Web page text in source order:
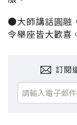
●大師講話圓融
令舉座皆大歡喜
訂閱